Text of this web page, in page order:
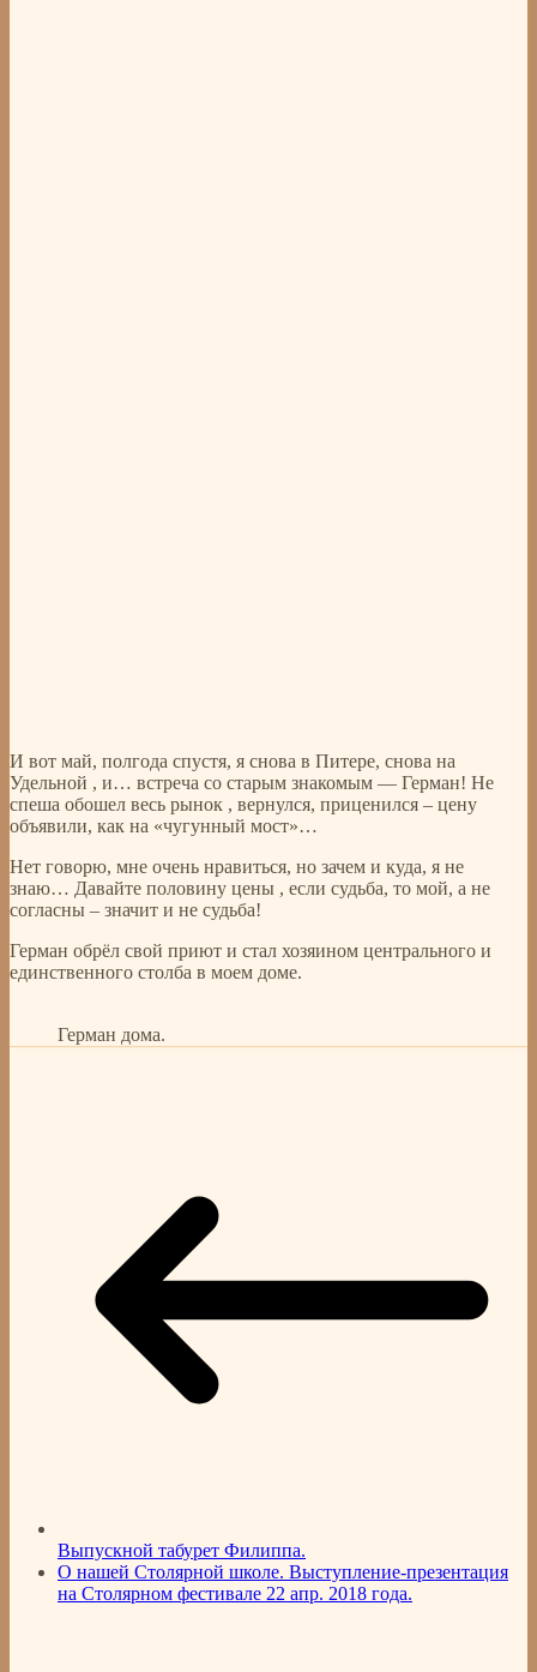
И вот май, полгода спустя, я снова в Питере, снова на
Удельной , и… встреча со старым знакомым — Герман! Не
спеша обошел весь рынок , вернулся, приценился – цену
объявили, как на «чугунный мост»…
Нет говорю, мне очень нравиться, но зачем и куда, я не
знаю… Давайте половину цены , если судьба, то мой, а не
согласны – значит и не судьба!
Герман обрёл свой приют и стал хозяином центрального и
единственного столба в моем доме.
Герман дома.
Выпускной табурет Филиппа.
О нашей Столярной школе. Выступление-презентация
на Столярном фестивале 22 апр. 2018 года.